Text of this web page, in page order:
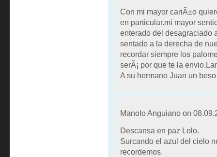
Con mi mayor cariÃ±o
en particular.mi mayor
enterado del desagraciado
sentado a la derecha de
recordar siempre los
serÃ¡ por que te la
A su hermano Juan un
Manolo Anguiano on
Descansa en paz Lolo.
Surcando el azul del cielo
recordemos.